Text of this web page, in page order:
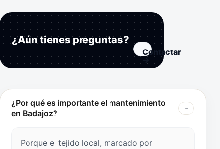
¿Aún tienes preguntas?
Contactar
→
¿Por qué es importante el mantenimiento
en Badajoz?
Porque el tejido local, marcado por